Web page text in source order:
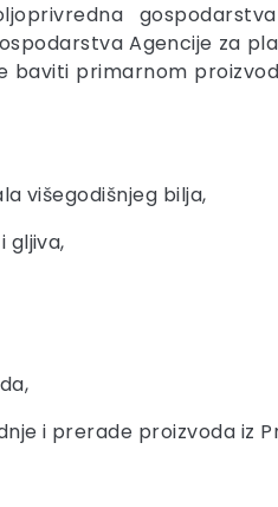
Agencije za
baviti primarnom
višegodišnjeg bilja,
i prerade proizvoda iz